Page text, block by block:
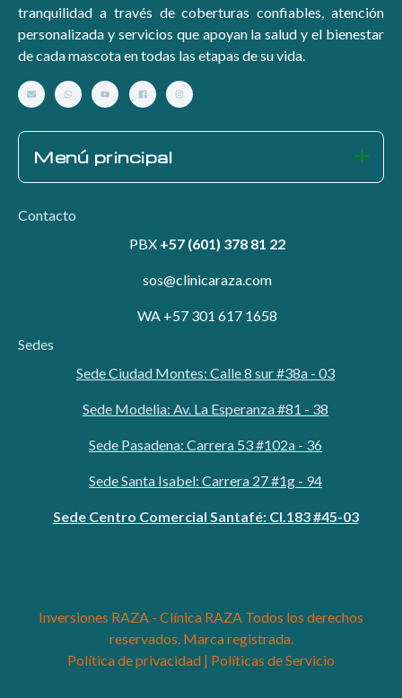
tranquilidad a través de coberturas confiables, atención
personalizada y servicios que apoyan la salud y el bienestar
de cada mascota en todas las etapas de su vida.
Menú principal
Contacto
PBX +57 (601) 378 81 22
sos@clinicaraza.com
WA +57 301 617 1658
Sedes
Sede Ciudad Montes: Calle 8 sur #38a - 03
Sede Modelia: Av. La Esperanza #81 - 38
Sede Pasadena: Carrera 53 #102a - 36
Sede Santa Isabel: Carrera 27 #1g - 94
Sede Centro Comercial Santafé: Cl.183 #45-03
Inversiones RAZA - Clínica RAZA Todos los derechos
reservados. Marca registrada.
Política de privacidad | Políticas de Servicio